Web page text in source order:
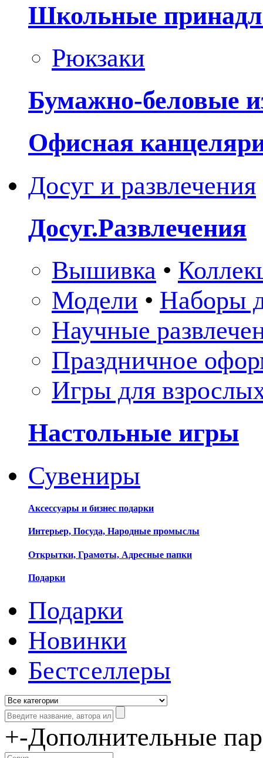
Школьные
Рюкзаки
Бумажно-беловые
Офисная
Досуг и развлечения
Досуг.Развлечения
Вышивка •
Модели • Наборы
Научные
Праздничное
Игры для
Настольные игры
Сувениры
Аксессуары и бизнес подарки
Интерьер, Посуда, Народные промыслы
Открытки, Грамоты, Адресные папки
Подарки
Подарки
Новинки
Бестселлеры
+-Дополнительные